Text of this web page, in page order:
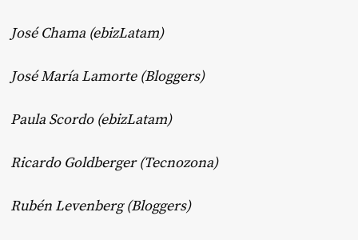
José Chama (ebizLatam)
José María Lamorte (Bloggers)
Paula Scordo (ebizLatam)
Ricardo Goldberger (Tecnozona)
Rubén Levenberg (Bloggers)